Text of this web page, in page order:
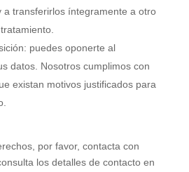
a transferirlos íntegramente a otro
puedes oponerte al
datos. Nosotros cumplimos con
existan motivos justificados para
por favor, contacta con
los detalles de contacto en